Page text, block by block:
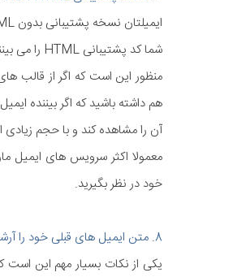
شما کد پشتیبانی HTML را می بینند.
آن را مشاهده کند و با حجم زیادی
معمولا اکثر سرویس های ایمیل
خود در نظر بگیرید.
8. متن ایمیل های قبلی خود را آرشیو کنید:
یکی از نکات بسیار مهم این است